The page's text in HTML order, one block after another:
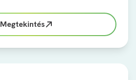
Megtekintés